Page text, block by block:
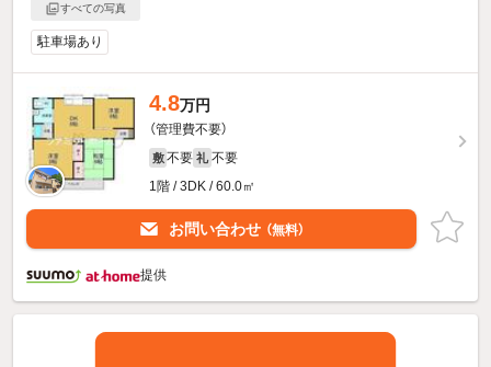
すべての写真
駐車場あり
4.8万円
（管理費不要）
敷 不要 礼 不要
1階 / 3DK / 60.0㎡
お問い合わせ （無料）
提供